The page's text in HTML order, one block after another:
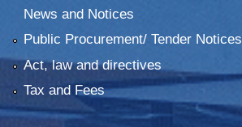
News and Notices
Public Procurement/ Tender Notices
Act, law and directives
Tax and Fees